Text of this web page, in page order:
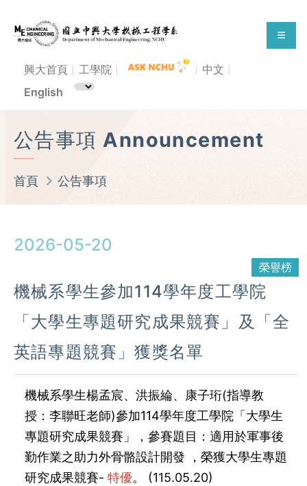
興大首頁 工學院
中文
English
公告事項 Announcement
首頁 公告事項
2026-05-20
榮譽榜
機械系學生參加114學年度工學院
「大學生專題研究成果競賽」及「全
英語專題競賽」獲獎名單
機械系學生楊孟宸、洪振綸、康子珩(指導教
授： 李聯旺老師)參加114學年度工學院「大學生
專題研究成果競賽」，參賽題目：適用於軍事後
勤作業之助力外骨骼設計開發 ，榮獲大學生專題
研究成果競賽- 特優。 (115.05.20)